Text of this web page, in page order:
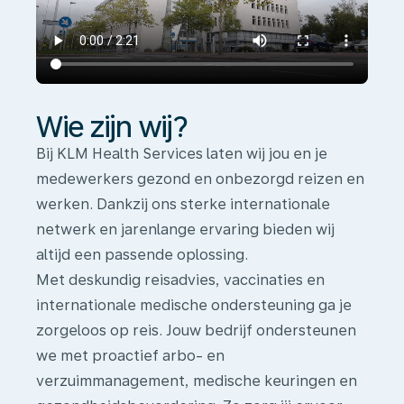
Wie zijn wij?
Bij KLM Health Services laten wij jou en je
medewerkers gezond en onbezorgd reizen en
werken. Dankzij ons sterke internationale
netwerk en jarenlange ervaring bieden wij
altijd een passende oplossing.
Met deskundig reisadvies, vaccinaties en
internationale medische ondersteuning ga je
zorgeloos op reis. Jouw bedrijf ondersteunen
we met proactief arbo- en
verzuimmanagement, medische keuringen en